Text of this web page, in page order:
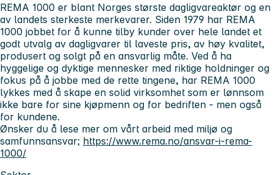
REMA 1000 er blant Norges største dagligvareaktør og en
av landets sterkeste merkevarer. Siden 1979 har REMA
1000 jobbet for å kunne tilby kunder over hele landet et
godt utvalg av dagligvarer til laveste pris, av høy kvalitet,
produsert og solgt på en ansvarlig måte. Ved å ha
hyggelige og dyktige mennesker med riktige holdninger og
fokus på å jobbe med de rette tingene, har REMA 1000
lykkes med å skape en solid virksomhet som er lønnsom
ikke bare for sine kjøpmenn og for bedriften - men også
for kundene.
Ønsker du å lese mer om vårt arbeid med miljø og
samfunnsansvar; https://www.rema.no/ansvar-i-rema-
1000/